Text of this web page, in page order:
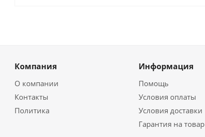
Компания
О компании
Контакты
Политика
Информация
Помощь
Условия оплаты
Условия доставки
Гарантия на товар